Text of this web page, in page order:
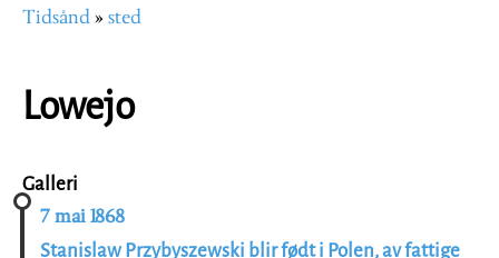
Navigasjonssti
Tidsånd sted
Lowejo
Galleri
7 mai 1868
Stanislaw Przybyszewski blir født i Polen, av fattige